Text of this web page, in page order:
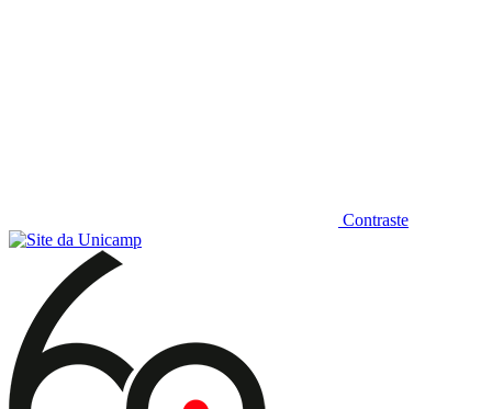
Contraste